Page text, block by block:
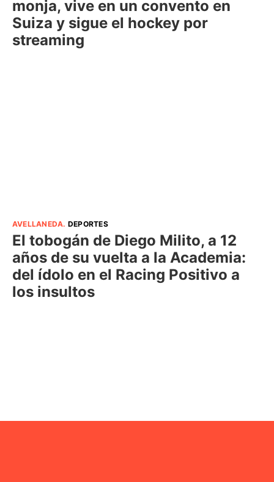
monja, vive en un convento en
Suiza y sigue el hockey por
streaming
AVELLANEDA. DEPORTES
El tobogán de Diego Milito, a 12
años de su vuelta a la Academia:
del ídolo en el Racing Positivo a
los insultos